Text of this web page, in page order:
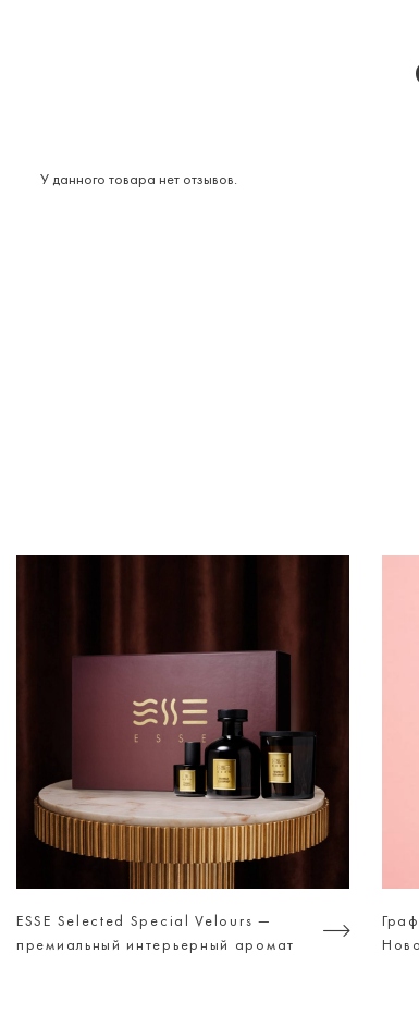
У данного товара нет отзывов.
ESSE Selected Special Velours —
премиальный интерьерный аромат